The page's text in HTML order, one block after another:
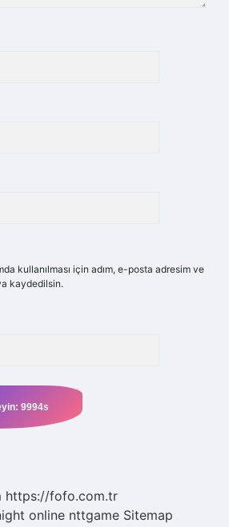
kullanılması için adım, e-posta adresim ve
kaydedilsin.
https://fofo.com.tr
online nttgame Sitemap